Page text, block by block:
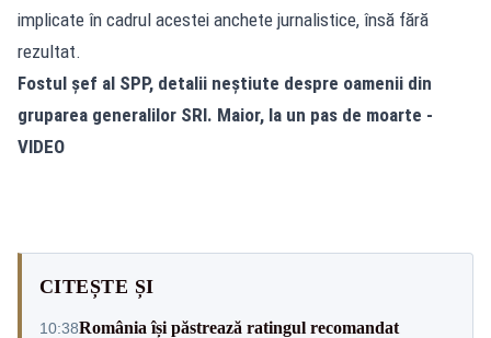
implicate în cadrul acestei anchete jurnalistice, însă fără
rezultat.
Fostul șef al SPP, detalii neștiute despre oamenii din
gruparea generalilor SRI. Maior, la un pas de moarte -
VIDEO
CITEȘTE ȘI
10:38România își păstrează ratingul recomandat